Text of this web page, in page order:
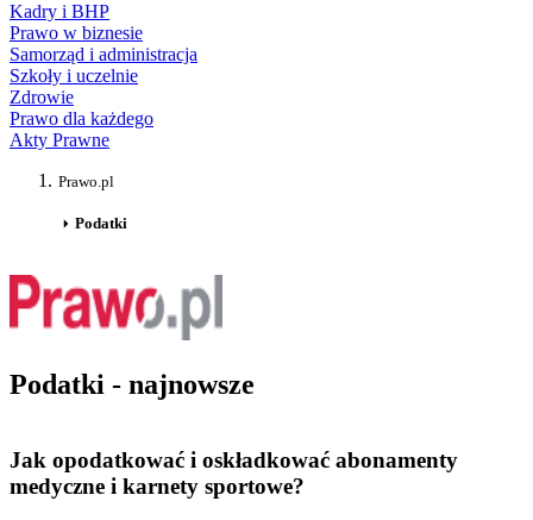
Kadry i BHP
Prawo w biznesie
Samorząd i administracja
Szkoły i uczelnie
Zdrowie
Prawo dla każdego
Akty Prawne
Prawo.pl
Podatki
Podatki - najnowsze
Jak opodatkować i oskładkować abonamenty
medyczne i karnety sportowe?